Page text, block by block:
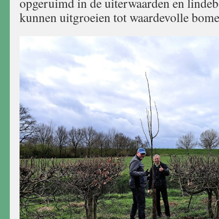
kunnen uitgroeien tot waardevolle